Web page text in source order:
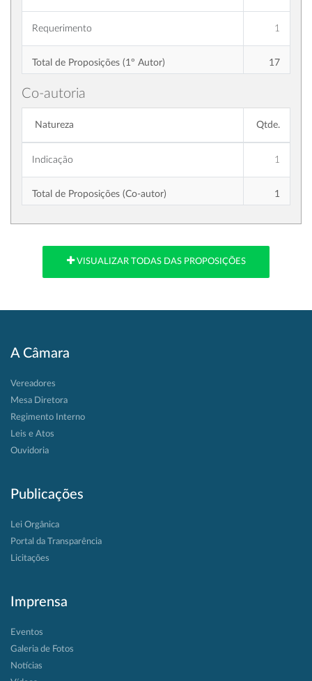
Requerimento 1
Total de Proposições (1º Autor) 17
Co-autoria
Natureza Qtde.
Indicação 1
Total de Proposições (Co-autor) 1
VISUALIZAR TODAS DAS PROPOSIÇÕES
A Câmara
Vereadores
Mesa Diretora
Regimento Interno
Leis e Atos
Ouvidoria
Publicações
Lei Orgânica
Portal da Transparência
Licitações
Imprensa
Eventos
Galeria de Fotos
Notícias